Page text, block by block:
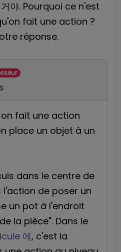
거야. Pourquoi ce n'est
fait une action ?
réponse.
fait une action
place un objet à un
dans le centre de
de poser un
un pot à l'endroit
la pièce". Dans le
에, c'est la